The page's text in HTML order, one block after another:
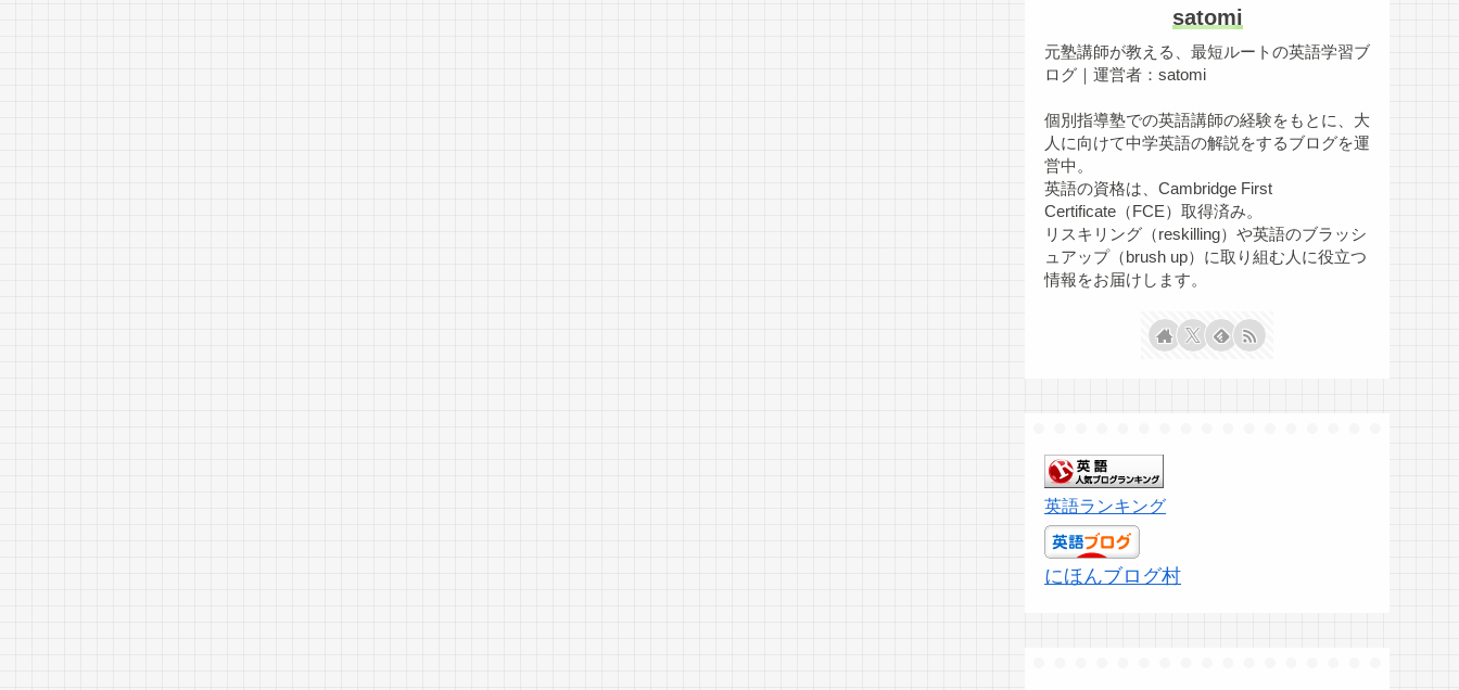
satomi
元塾講師が教える、最短ルートの英語学習ブ
ログ｜運営者：satomi
個別指導塾での英語講師の経験をもとに、大
人に向けて中学英語の解説をするブログを運
営中。
英語の資格は、Cambridge First
Certificate（FCE）取得済み。
リスキリング（reskilling）や英語のブラッシ
ュアップ（brush up）に取り組む人に役立つ
情報をお届けします。
英語ランキング
にほんブログ村